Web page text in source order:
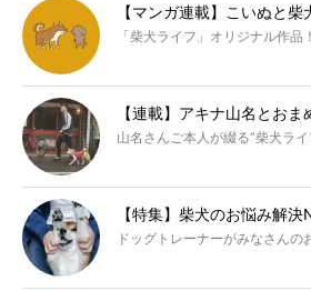
【マンガ連載】こいぬと柴
「柴犬ライフ」オリジナル作品！
【連載】アキナ山名とおま
山名さんご本人が綴る“柴犬ライ
【特集】柴犬のお悩み解決
ドッグトレーナーがみなさんの